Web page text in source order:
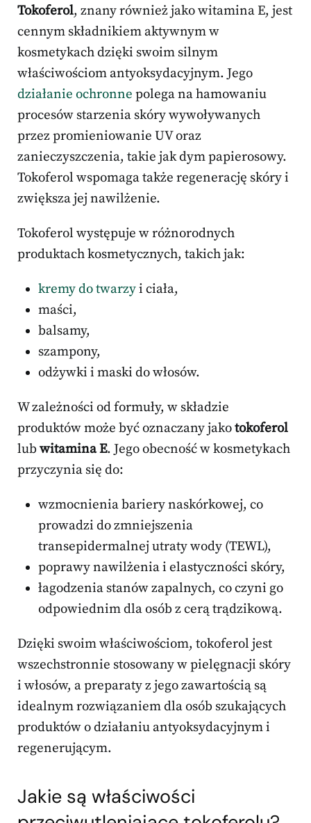
Tokoferol, znany również jako witamina E, jest
cennym składnikiem aktywnym w
kosmetykach dzięki swoim silnym
właściwościom antyoksydacyjnym. Jego
działanie ochronne polega na hamowaniu
procesów starzenia skóry wywoływanych
przez promieniowanie UV oraz
zanieczyszczenia, takie jak dym papierosowy.
Tokoferol wspomaga także regenerację skóry i
zwiększa jej nawilżenie.
Tokoferol występuje w różnorodnych
produktach kosmetycznych, takich jak:
kremy do twarzyi ciała,
maści,
balsamy,
szampony,
odżywki i maski do włosów.
W zależności od formuły, w składzie
produktów może być oznaczany jakotokoferol
lub witamina E. Jego obecność w kosmetykach
przyczynia się do:
wzmocnienia bariery naskórkowej, co
prowadzi do zmniejszenia
transepidermalnej utraty wody (TEWL),
poprawy nawilżenia i elastyczności skóry,
łagodzenia stanów zapalnych, co czyni go
odpowiednim dla osób z cerą trądzikową.
Dzięki swoim właściwościom, tokoferol jest
wszechstronnie stosowany w pielęgnacji skóry
i włosów, a preparaty z jego zawartością są
idealnym rozwiązaniem dla osób szukających
produktów o działaniu antyoksydacyjnym i
regenerującym.
Jakie są właściwości